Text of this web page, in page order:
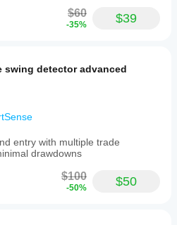
$60
-35% $39
swing detector advanced
entry with multiple trade
drawdowns
$100
-50% $50